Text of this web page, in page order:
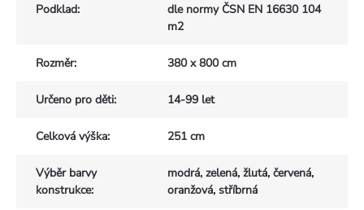
Podklad:
dle normy ČSN EN 16630 104
m2
Rozměr: 380 x 800 cm
Určeno pro děti: 14-99 let
Celková výška: 251 cm
Výběr barvy
konstrukce:
modrá, zelená, žlutá, červená,
oranžová, stříbrná